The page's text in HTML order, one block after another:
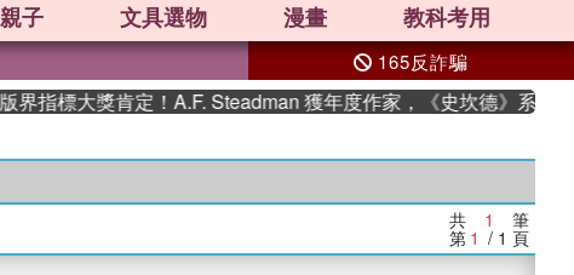
親子 文具選物 漫畫 教科考用
165反詐騙
指標大獎肯定！A.F. Steadman 獲年度作家，《史坎德》系列帶
共 1 筆
第 1 / 1 頁